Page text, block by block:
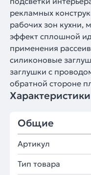
рекламных
рабочих зон кухни,
эффект сплошной
применения
силиконовые
заглушки с
обратной стороне
Характеристики
Общие
Артикул
Тип товара